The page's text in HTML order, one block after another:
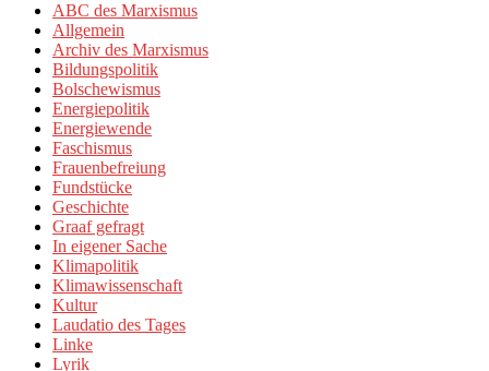
ABC des Marxismus
Allgemein
Archiv des Marxismus
Bildungspolitik
Bolschewismus
Energiepolitik
Energiewende
Faschismus
Frauenbefreiung
Fundstücke
Geschichte
Graaf gefragt
In eigener Sache
Klimapolitik
Klimawissenschaft
Kultur
Laudatio des Tages
Linke
Lyrik